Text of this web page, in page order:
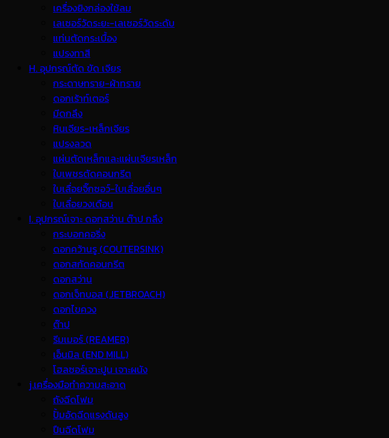
เครื่องยิงกล่องใช้ลม
เลเซอร์วัดระยะ-เลเซอร์วัดระดับ
แท่นตัดกระเบื้อง
แปรงทาสี
H. อุปกรณ์ตัด ขัด เจียร
กระดาษทราย-ผ้าทราย
ดอกเร้าท์เตอร์
มีดกลึง
หินเจียร-เหล็กเจียร
แปรงลวด
แผ่นตัดเหล็กและแผ่นเจียรเหล็ก
ใบเพชรตัดคอนกรีต
ใบเลื่อยจิ๊กซอว์-ใบเลื่อยอื่นๆ
ใบเลื่อยวงเดือน
I. อุปกรณ์เจาะ ดอกสว่าน ต๊าป กลึง
กระบอกคอริ่ง
ดอกคว้านรู (COUTERSINK)
ดอกสกัดคอนกรีต
ดอกสว่าน
ดอกเจ็ทบอส (JETBROACH)
ดอกไขควง
ต๊าป
รีมเมอร์ (REAMER)
เอ็นมิล (END MILL)
โฮลซอร์เจาะปูน เจาะผนัง
j.เครื่องมือทำความสะอาด
ถังฉีดโฟม
ปั้มอัดฉีดแรงดันสูง
ปืนฉีดโฟม